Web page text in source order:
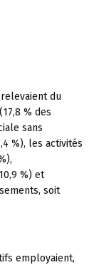
du
% des
sans
%), les activités
%) et
soit
employaient,